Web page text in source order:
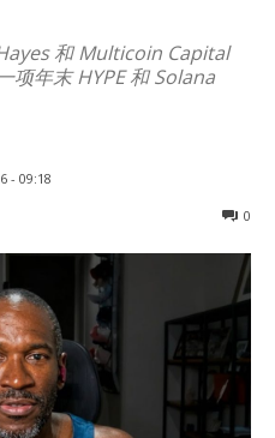
和 Multicoin Capital
项年末 HYPE 和 Solana
- 09:18
0